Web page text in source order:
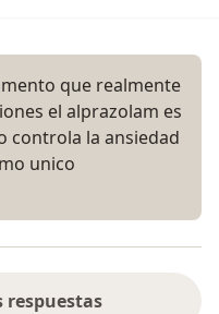
que realmente
el alprazolam es
controla la ansiedad
unico
respuestas